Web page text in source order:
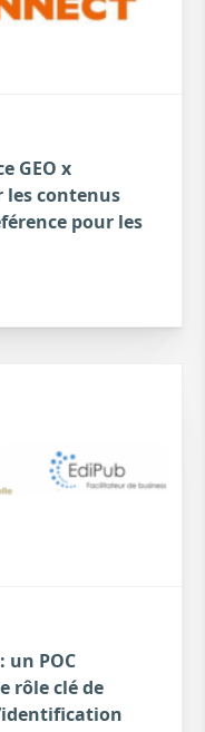
GEO x
les contenus
pour les
un POC
rôle clé de